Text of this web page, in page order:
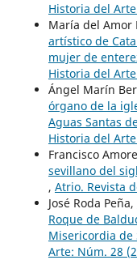
Historia del
María del Amor
artístico de
mujer de
Historia del
Ángel Marín
órgano de la
Aguas Santas
Historia del
Francisco
sevillano del
, Atrio. Revista
José Roda Peña,
Roque de
Misericordia de
Arte: Núm. 28